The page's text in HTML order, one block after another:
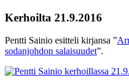
Kerhoilta 21.9.2016
Pentti Sainio esitteli kirjansa ”
sodanjohdon salaisuudet”.